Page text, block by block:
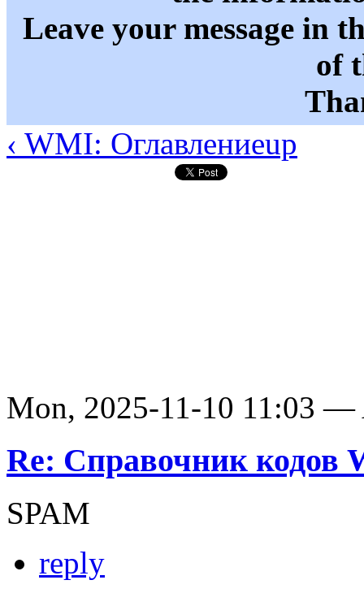
Leave your message in
of
‹ WMI: Оглавлениеup
Mon, 2025-11-10 11:03 —
Re: Справочник кодов
SPAM
reply